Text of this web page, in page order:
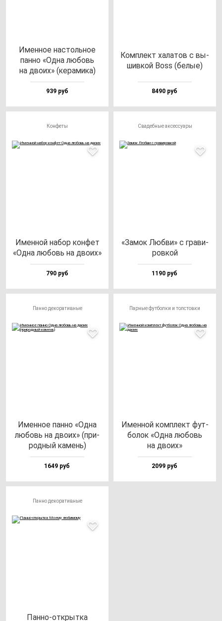
Имен­ное нас­толь­ное
пан­но «Одна лю­бовь
на дво­их» (ке­ра­ми­ка)
939 руб
Ком­плект ха­ла­тов с вы­
шив­кой Boss (бе­лые)
8490 руб
Конфеты
Имен­ной на­бор кон­фет
«Одна лю­бовь на дво­их»
790 руб
Свадебные аксессуары
«Замок Люб­ви» с гра­ви­
ров­кой
1190 руб
Панно декоративные
Имен­ное пан­но «Одна
лю­бовь на дво­их» (при­
род­ный ка­мень)
1649 руб
Парные футболки и толстовки
Имен­ной ком­плект фут­
бо­лок «Одна лю­бовь
на дво­их»
2099 руб
Панно декоративные
Пан­но-от­крыт­ка